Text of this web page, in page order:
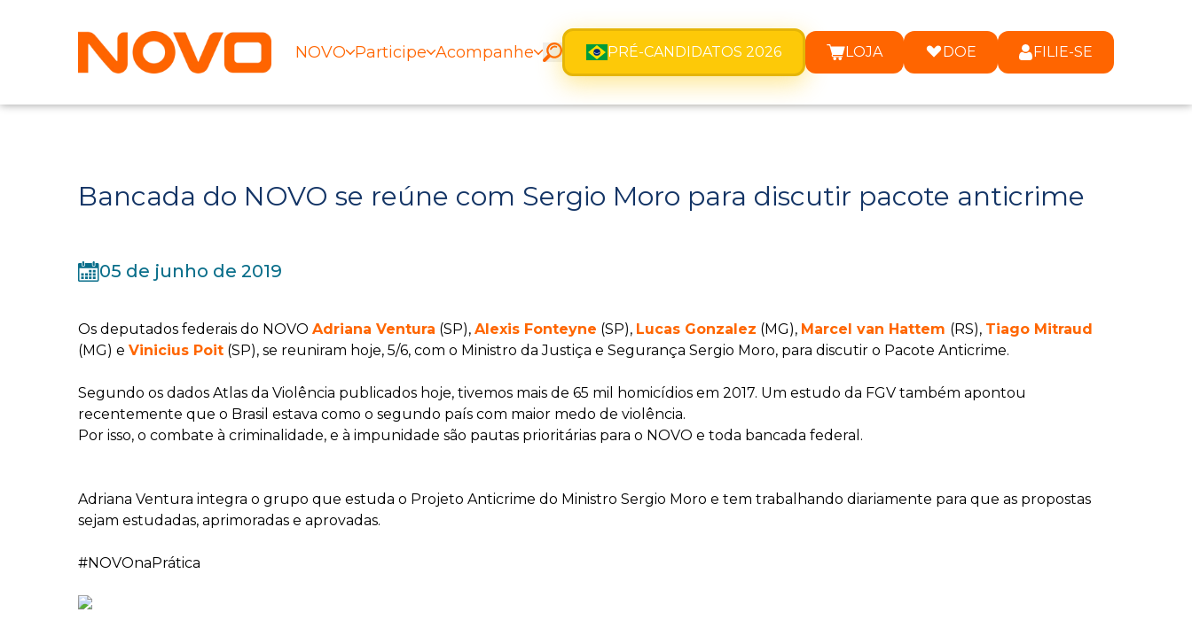
NOVO Participe Acompanhe PRÉ-CANDIDATOS 2026 LOJA DOE FILIE-SE
Bancada do NOVO se reúne com Sergio Moro para discutir pacote anticrime
05 de junho de 2019
Os deputados federais do NOVO Adriana Ventura (SP), Alexis Fonteyne (SP), Lucas Gonzalez (MG), Marcel van Hattem (RS), Tiago Mitraud
(MG) e Vinicius Poit (SP), se reuniram hoje, 5/6, com o Ministro da Justiça e Segurança Sergio Moro, para discutir o Pacote Anticrime.
Segundo os dados Atlas da Violência publicados hoje, tivemos mais de 65 mil homicídios em 2017. Um estudo da FGV também apontou
recentemente que o Brasil estava como o segundo país com maior medo de violência.
Por isso, o combate à criminalidade, e à impunidade são pautas prioritárias para o NOVO e toda bancada federal.
Adriana Ventura integra o grupo que estuda o Projeto Anticrime do Ministro Sergio Moro e tem trabalhando diariamente para que as propostas
sejam estudadas, aprimoradas e aprovadas.
#NOVOnaPrática